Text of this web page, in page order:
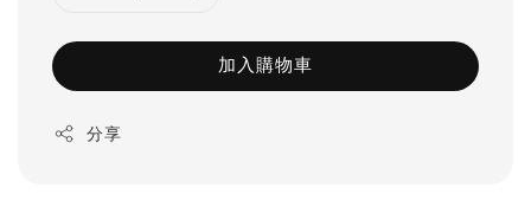
加入購物車
分享